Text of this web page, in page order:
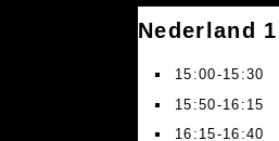
Nederland 1
15:00-15:30
15:50-16:15
16:15-16:40